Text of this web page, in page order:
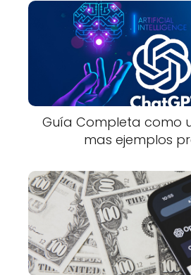
Guía Completa como
mas ejemplos